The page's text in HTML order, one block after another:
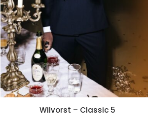
Wilvorst – Classic 5